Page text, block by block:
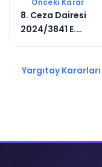
Önceki Karar
8. Ceza Dairesi
2024/3841 E.
Yargıtay Kararları